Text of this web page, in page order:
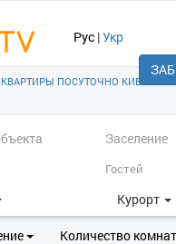
Рус |Укр
КВАРТИРЫ ПОСУТОЧНО КИЕВ
Курорт
Количество комнат